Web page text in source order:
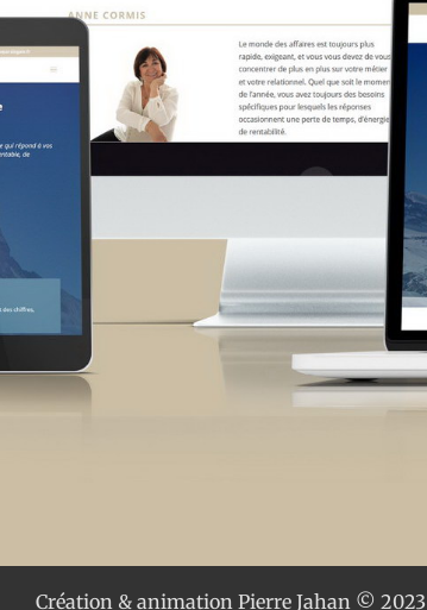
Création & animation Pierre Jahan © 2023